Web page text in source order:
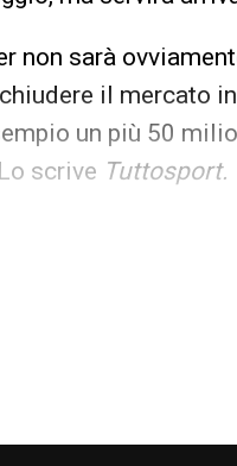
non sarà
il mercato
un più 50
scrive Tuttosport.
NOSTRE TOP